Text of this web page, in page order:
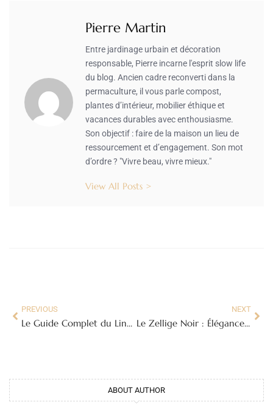
Pierre Martin
Entre jardinage urbain et décoration
responsable, Pierre incarne l'esprit slow life
du blog. Ancien cadre reconverti dans la
permaculture, il vous parle compost,
plantes d’intérieur, mobilier éthique et
vacances durables avec enthousiasme.
Son objectif : faire de la maison un lieu de
ressourcement et d’engagement. Son mot
d’ordre ? "Vivre beau, vivre mieux."
View All Posts >
PREVIOUS
Le Guide Complet du Liner Gris Clair pour Piscine : Esthétique, Avantages et Installation
NEXT
Le Zellige Noir : Élégance Artisanale et Modernité Intemporelle pour Votre Intérieur
ABOUT AUTHOR